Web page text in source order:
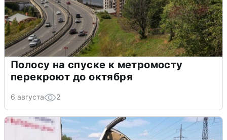
Полосу на спуске к метромосту
перекроют до октября
6 августа 2